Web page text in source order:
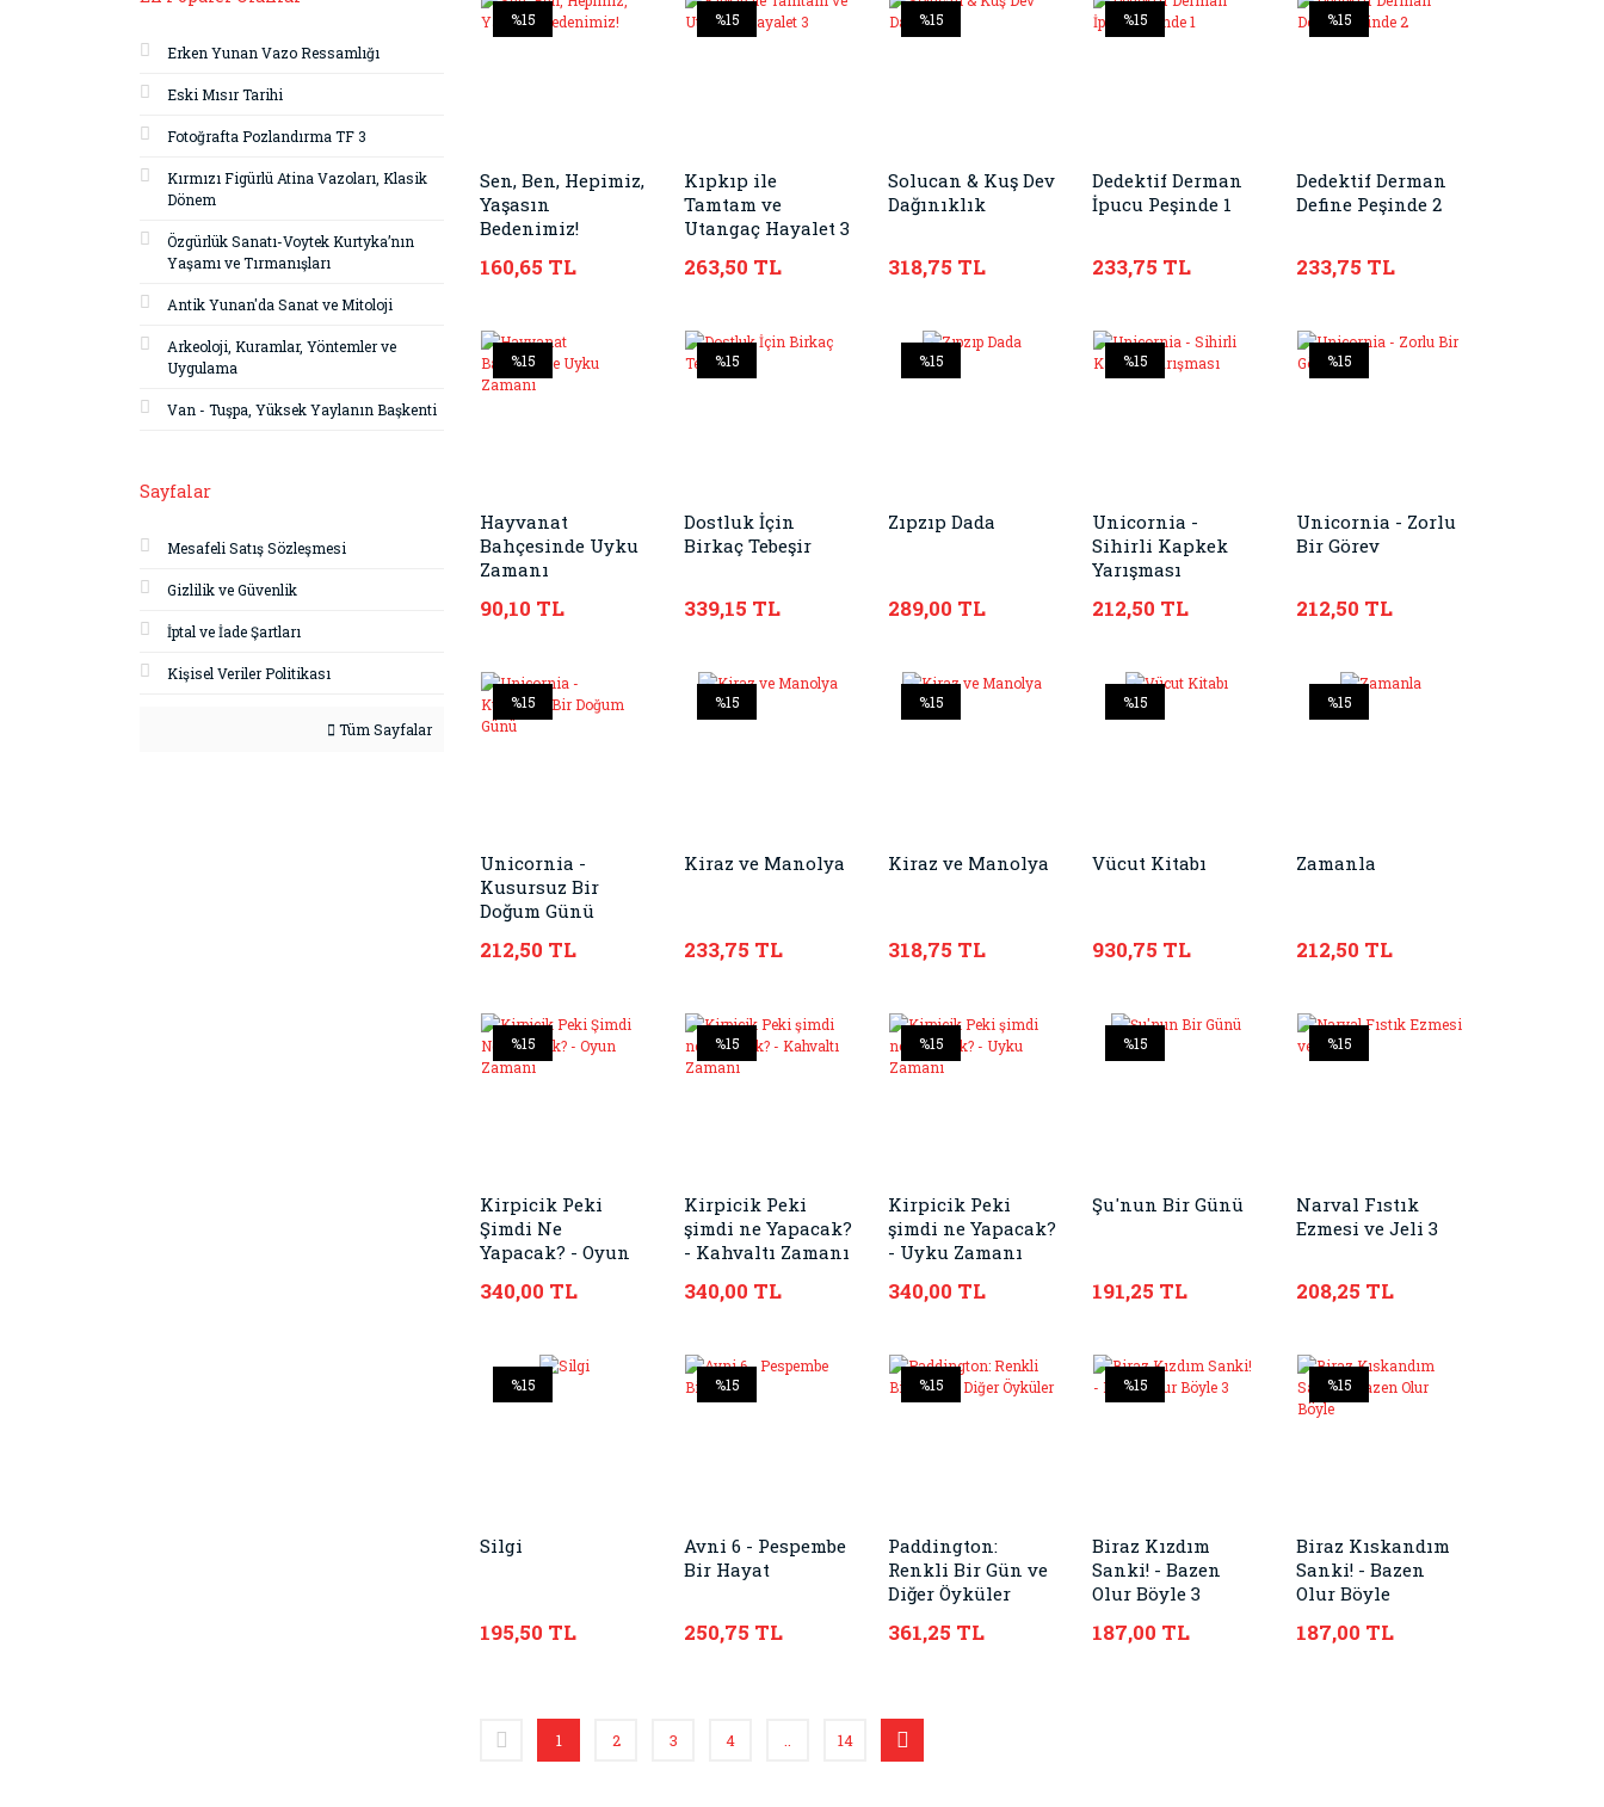
Erken Yunan Vazo Ressamlığı
Eski Mısır Tarihi
Fotoğrafta Pozlandırma TF 3
Kırmızı Figürlü Atina Vazoları, Klasik
Dönem
Özgürlük Sanatı-Voytek Kurtyka’nın
Yaşamı ve Tırmanışları
Antik Yunan'da Sanat ve Mitoloji
Arkeoloji, Kuramlar, Yöntemler ve
Uygulama
Van - Tuşpa, Yüksek Yaylanın Başkenti
Sayfalar
Mesafeli Satış Sözleşmesi
Gizlilik ve Güvenlik
İptal ve İade Şartları
Kişisel Veriler Politikası
Tüm Sayfalar
%15
Sen, Ben, Hepimiz,
Yaşasın
Bedenimiz!
160,65 TL
%15
Kıpkıp ile
Tamtam ve
Utangaç Hayalet 3
263,50 TL
%15
Solucan & Kuş Dev
Dağınıklık
318,75 TL
%15
Dedektif Derman
İpucu Peşinde 1
233,75 TL
%15
Dedektif Derman
Define Peşinde 2
233,75 TL
%15
Hayvanat
Bahçesinde Uyku
Zamanı
90,10 TL
%15
Dostluk İçin
Birkaç Tebeşir
339,15 TL
%15
Zıpzıp Dada
289,00 TL
%15
Unicornia -
Sihirli Kapkek
Yarışması
212,50 TL
%15
Unicornia - Zorlu
Bir Görev
212,50 TL
%15
Unicornia -
Kusursuz Bir
Doğum Günü
212,50 TL
%15
Kiraz ve Manolya
233,75 TL
%15
Kiraz ve Manolya
318,75 TL
%15
Vücut Kitabı
930,75 TL
%15
Zamanla
212,50 TL
%15
Kirpicik Peki
Şimdi Ne
Yapacak? - Oyun
340,00 TL
%15
Kirpicik Peki
şimdi ne Yapacak?
- Kahvaltı Zamanı
340,00 TL
%15
Kirpicik Peki
şimdi ne Yapacak?
- Uyku Zamanı
340,00 TL
%15
Şu'nun Bir Günü
191,25 TL
%15
Narval Fıstık
Ezmesi ve Jeli 3
208,25 TL
%15
Silgi
195,50 TL
%15
Avni 6 - Pespembe
Bir Hayat
250,75 TL
%15
Paddington:
Renkli Bir Gün ve
Diğer Öyküler
361,25 TL
%15
Biraz Kızdım
Sanki! - Bazen
Olur Böyle 3
187,00 TL
%15
Biraz Kıskandım
Sanki! - Bazen
Olur Böyle
187,00 TL
1 2 3 4 14